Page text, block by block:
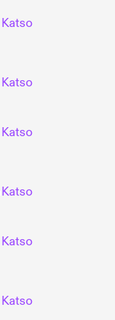
Katso
Katso
Katso
Katso
Katso
Katso